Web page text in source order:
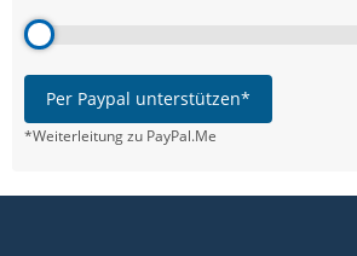
Per Paypal unterstützen*
*Weiterleitung zu PayPal.Me